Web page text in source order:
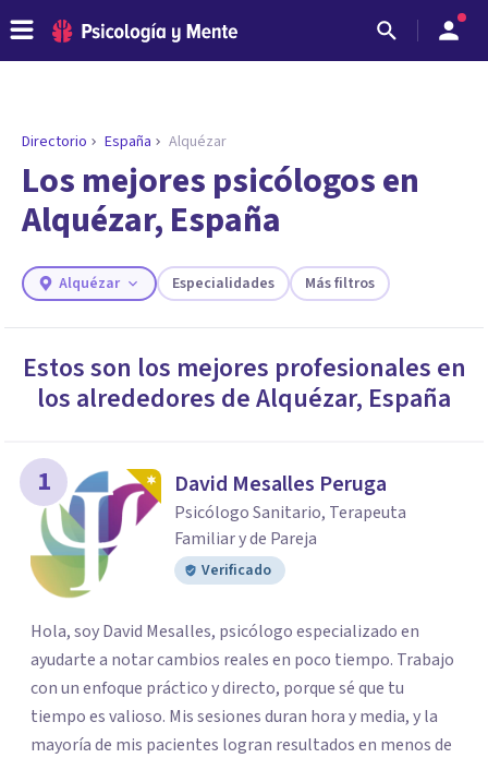
ENCONTRAR MI TERAPEUTA
¿Necesitas ayuda para encontrar el
psicólogo adecuado?
Responde a unas breves preguntas y te ofreceremos
necesidades.
Directorio España Alquézar
Los mejores psicólogos en
Alquézar, España
Alquézar Especialidades Más filtros
Estos son los mejores profesionales en
los alrededores deAlquézar, España
1 David Mesalles Peruga
Psicólogo Sanitario, Terapeuta
Familiar y de Pareja
Verificado
Hola, soy David Mesalles, psicólogo especializado en
ayudarte a notar cambios reales en poco tiempo. Trabajo
con un enfoque práctico y directo, porque sé que tu
tiempo es valioso. Mis sesiones duran hora y media, y la
mayoría de mis pacientes logran resultados en menos de